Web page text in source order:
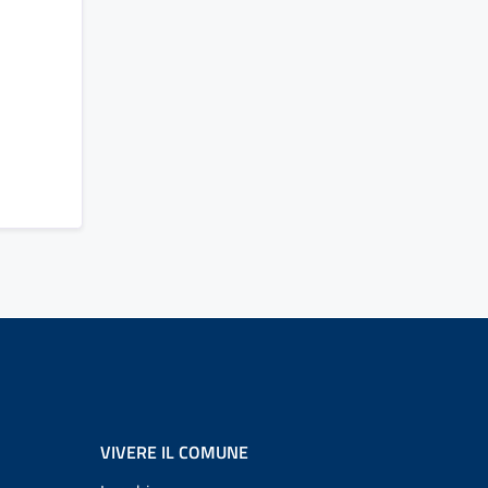
VIVERE IL COMUNE